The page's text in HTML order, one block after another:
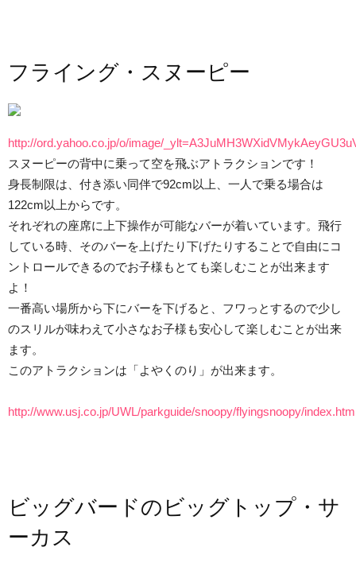
フライング・スヌーピー
http://ord.yahoo.co.jp/o/image/
スヌーピーの背中に乗って空を飛ぶアトラクションです！
身長制限は、付き添い同伴で92cm以上、一人で乗る場合は
122cm以上からです。
それぞれの座席に上下操作が可能なバーが着いています。飛行
している時、そのバーを上げたり下げたりすることで自由にコ
ントロールできるのでお子様もとても楽しむことが出来ます
よ！
一番高い場所から下にバーを下げると、フワっとするので少し
のスリルが味わえて小さなお子様も安心して楽しむことが出来
ます。
このアトラクションは「よやくのり」が出来ます。
http://www.usj.co.jp/UWL/parkguide/snoopy/flyingsnoopy/
ビッグバードのビッグトップ・サ
ーカス